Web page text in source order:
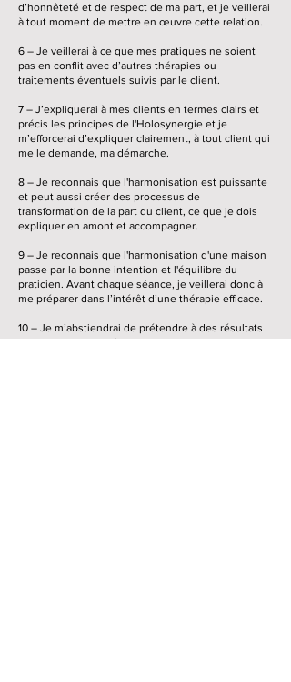
d’honnêteté et de respect de ma part, et je veillerai
à tout moment de mettre en œuvre cette relation.
6 – Je veillerai à ce que mes pratiques ne soient
pas en conflit avec d’autres thérapies ou
traitements éventuels suivis par le client.
7 – J’expliquerai à mes clients en termes clairs et
précis les principes de l'Holosynergie et je
m’efforcerai d’expliquer clairement, à tout client qui
me le demande, ma démarche.
8 – Je reconnais que l'harmonisation est puissante
et peut aussi créer des processus de
transformation de la part du client, ce que je dois
expliquer en amont et accompagner.
9 – Je reconnais que l'harmonisation d'une maison
passe par la bonne intention et l'équilibre du
praticien. Avant chaque séance, je veillerai donc à
me préparer dans l’intérêt d’une thérapie efficace.
10 – Je m’abstiendrai de prétendre à des résultats
dus exclusivement à mes pratiques.